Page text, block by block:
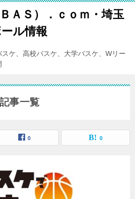
ＡＳ）．ｃｏｍ・埼玉
ル情報
ケ、高校バスケ、大学バスケ、Wリー
事一覧
0 0